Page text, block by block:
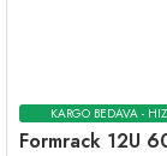
KARGO BEDAVA -
Formrack 12U